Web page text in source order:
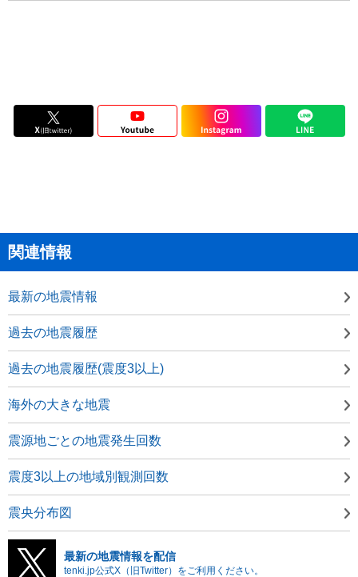
関連情報
最新の地震情報
過去の地震履歴
過去の地震履歴(震度3以上)
海外の大きな地震
震源地ごとの地震発生回数
震度3以上の地域別観測回数
震央分布図
最新の地震情報を配信
tenki.jp公式X（旧Twitter）をご利用ください。